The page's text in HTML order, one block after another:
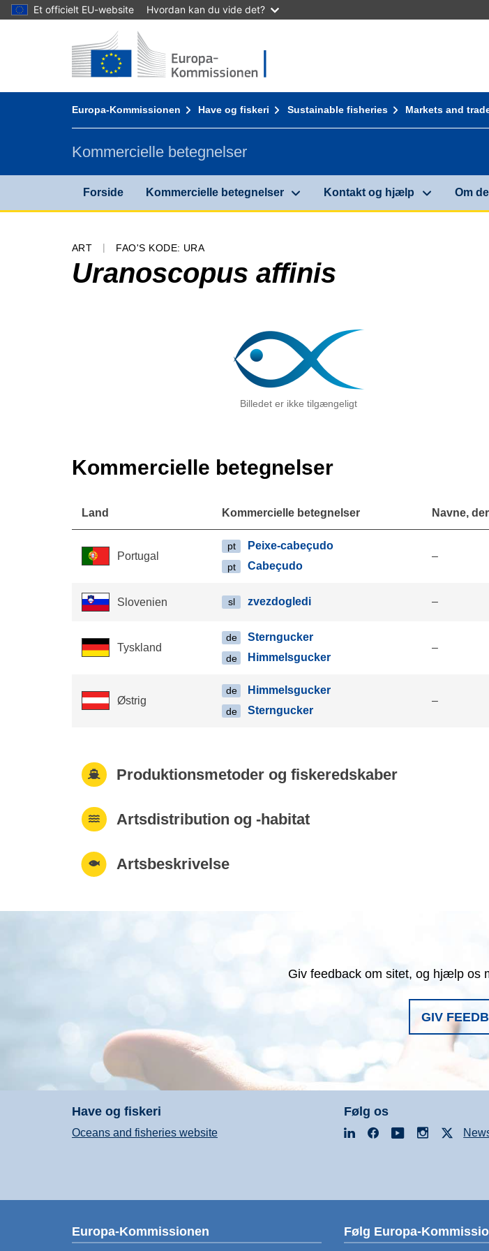
Et officielt EU-website Hvordan kan du vide det?
Forside - Europa-Kommissionen
Europa-Kommissionen Have og fiskeri Sustainable fisheries Markets and
Kommercielle betegnelser
Forside Kommercielle betegnelser Kontakt og hjælp Om
ART FAO'S KODE: URA
Uranoscopus affinis
Billedet er ikke tilgængeligt
Kommercielle betegnelser
Land Kommercielle betegnelser Navne,
Portugal
pt Peixe-cabeçudo
pt Cabeçudo
–
Slovenien sl zvezdogledi –
Tyskland
de Sterngucker
de Himmelsgucker
–
Østrig
de Himmelsgucker
de Sterngucker
–
Produktionsmetoder og fiskeredskaber
Artsdistribution og -habitat
Artsbeskrivelse
Giv feedback om sitet, og hjælp os
GIV
Have og fiskeri
Oceans and fisheries website
Følg os
LinkedInFacebookYouTubeInstagram
Europa-Kommissionen Følg Europa-